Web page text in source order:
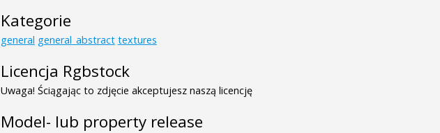
Kategorie
general general_abstract textures
Licencja Rgbstock
Uwaga! Ściągając to zdjęcie akceptujesz naszą licencję
Model- lub property release